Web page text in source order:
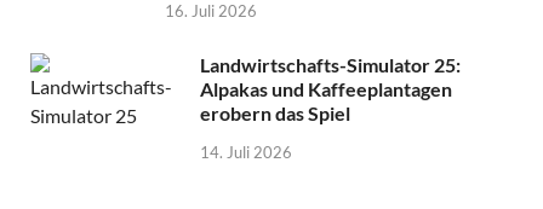
16. Juli 2026
Landwirtschafts-Simulator 25:
Alpakas und Kaffeeplantagen
erobern das Spiel
14. Juli 2026